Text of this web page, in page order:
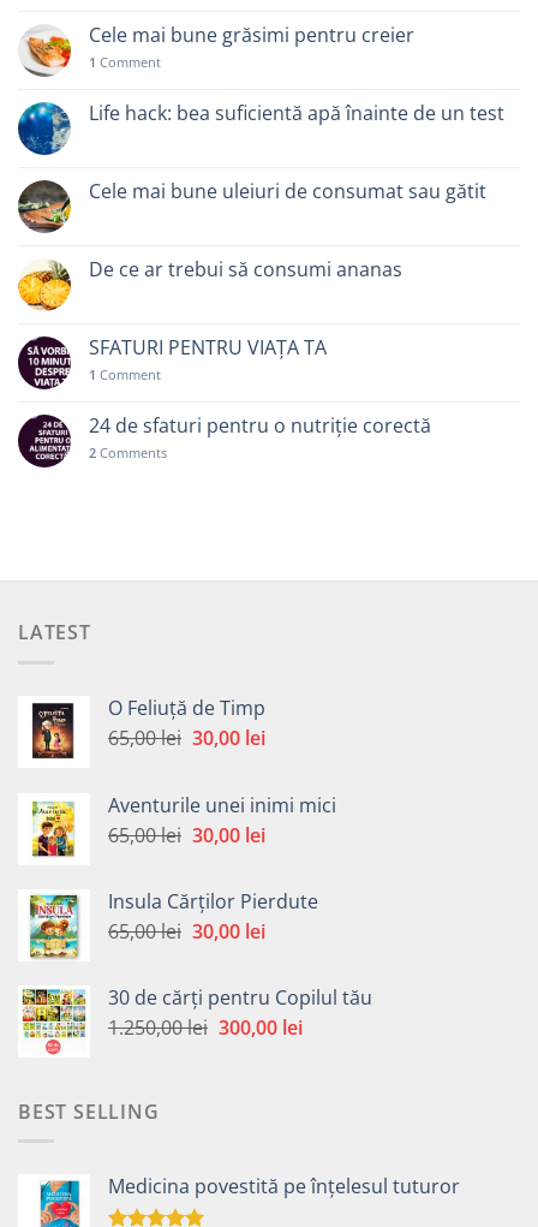
Cele mai bune grăsimi pentru creier
1 Comment
Life hack: bea suficientă apă înainte de un test
Cele mai bune uleiuri de consumat sau gătit
De ce ar trebui să consumi ananas
SFATURI PENTRU VIAȚA TA
1 Comment
24 de sfaturi pentru o nutriție corectă
2 Comments
LATEST
O Feliuță de Timp
65,00lei Prețul
fost:
65,00 lei.
30,00 leiPrețul
30,00 lei.
Aventurile unei inimi mici
65,00lei Prețul
fost:
65,00 lei.
30,00 leiPrețul
30,00 lei.
Insula Cărților Pierdute
65,00lei Prețul
fost:
65,00 lei.
30,00 leiPrețul
30,00 lei.
30 de cărți pentru Copilul tău
1.250,00lei Prețul
300,00 leiPrețul
BEST SELLING
Medicina povestită pe înțelesul tuturor